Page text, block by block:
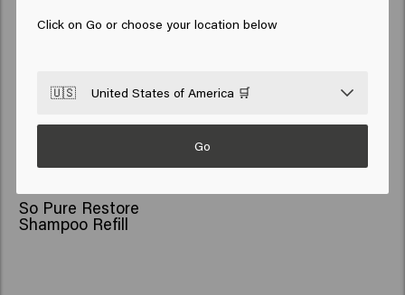
Pachet Flash Repair Pachet Deep Repair
So Pure Restore
Shampoo Refill
Click on Go or choose your location below
🇺🇸 United States of America 🛒
Go